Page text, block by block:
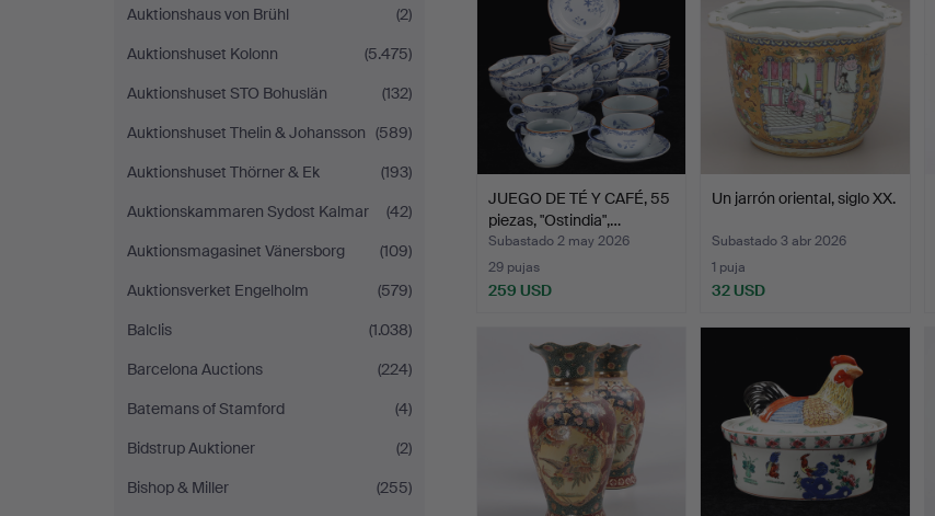
Auktionshaus von Brühl
(2)
Auktionshuset Kolonn
(5.475)
Auktionshuset STO Bohuslän
(132)
Auktionshuset Thelin & Johansson (589)
Auktionshuset Thörner & Ek
(193)
Auktionskammaren Sydost Kalmar
(42)
Auktionsmagasinet Vänersborg
(109)
Auktionsverket Engelholm
(579)
Balclis
(1.038)
Barcelona Auctions
(224)
Batemans of Stamford
(4)
Bidstrup Auktioner
(2)
Bishop & Miller
(255)
JUEGO DE TÉ Y CAFÉ, 55
piezas, "Ostindia",…
Subastado 2 may 2026
29 pujas
259 USD
Un jarrón oriental, siglo XX.
Subastado 3 abr 2026
1 puja
32 USD